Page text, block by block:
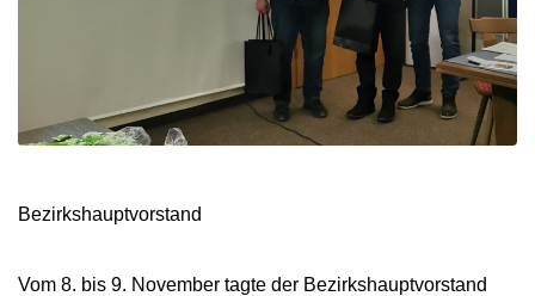
Bezirkshauptvorstand
Vom 8. bis 9. November tagte der Bezirkshauptvorstand